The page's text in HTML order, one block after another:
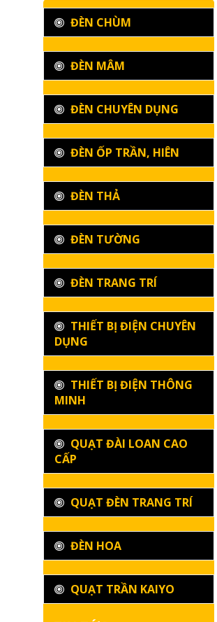
ĐÈN CHÙM
ĐÈN MÂM
ĐÈN CHUYÊN DỤNG
ĐÈN ỐP TRẦN, HIÊN
ĐÈN THẢ
ĐÈN TƯỜNG
ĐÈN TRANG TRÍ
THIẾT BỊ ĐIỆN CHUYÊN
DỤNG
THIẾT BỊ ĐIỆN THÔNG
MINH
QUẠT ĐÀI LOAN CAO
CẤP
QUẠT ĐÈN TRANG TRÍ
ĐÈN HOA
QUẠT TRẦN KAIYO